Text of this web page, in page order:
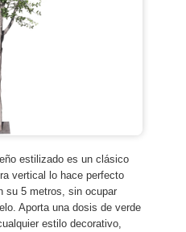
estilizado es un clásico
vertical lo hace perfecto
su 5 metros, sin ocupar
Aporta una dosis de verde
estilo decorativo,